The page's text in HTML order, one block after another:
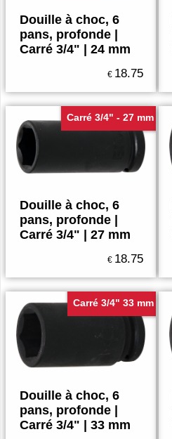
Douille à choc, 6
pans, profonde |
Carré 3/4" | 24 mm
€ 18.75
Carré 3/4" - 27 mm
Douille à choc, 6
pans, profonde |
Carré 3/4" | 27 mm
€ 18.75
Carré 3/4" 33 mm
Douille à choc, 6
pans, profonde |
Carré 3/4" | 33 mm